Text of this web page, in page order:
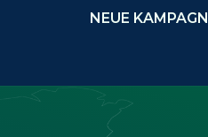
NEUE